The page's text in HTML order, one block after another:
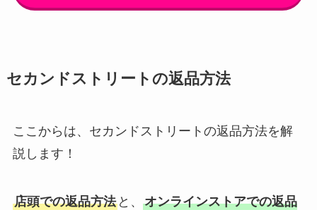
セカンドストリートの返品方法
ここからは、セカンドストリートの返品方法を解
説します！
店頭での返品方法と、 オンラインストアでの返品